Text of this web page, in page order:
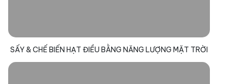
SẤY & CHẾ BIẾN HẠT ĐIỀU BẰNG NĂNG LƯỢNG MẶT TRỜI